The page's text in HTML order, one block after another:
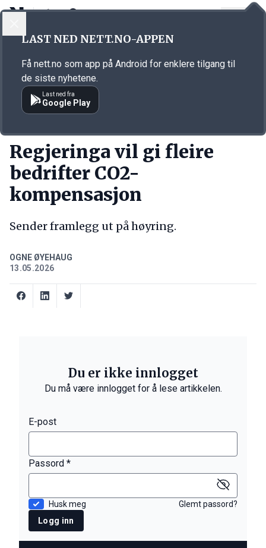
Annonsørinnhold
Regjeringa vil gi fleire
bedrifter CO2-
kompensasjon
Sender framlegg ut på høyring.
OGNE ØYEHAUG
13.05.2026
Du er ikke innlogget
Du må være innlogget for å lese artikkelen.
E-post
Passord *
Husk meg
Glemt passord?
Logg inn
LAST NED NETT.NO-APPEN
Få nett.no som app på Android for enklere tilgang til
de siste nyhetene.
Last ned fra
Google Play